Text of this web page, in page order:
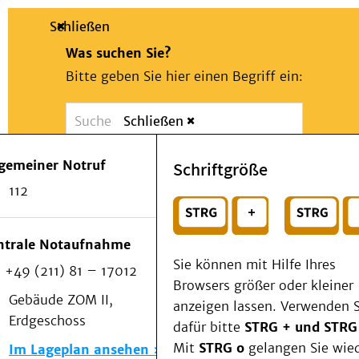
Suche
Schließen
Was suchen Sie?
Bitte geben Sie hier einen Begriff ein:
Suchen
Wählen Sie ein Thema für Ihren
Notfall
Schließen
Notruf
112
Notaufnahme
+49 (211) 81 – 17012
Gebäude ZOM II,
Erdgeschoss
Im Lageplan ansehen
Schriftgröße
Sie können mit Hilfe Ihres
Browsers größer oder kleiner
anzeigen lassen. Verwenden
dafür bitte STRG + und
Mit STRG o gelangen Sie
Patienten & Besucher
Als Patient am UKD
Beratung und Unterstützung
Veranstaltungen
Kommunikation im Medizinwesen (KIM)
Notfall
Forschung & Lehre
Medizinische Fakultät